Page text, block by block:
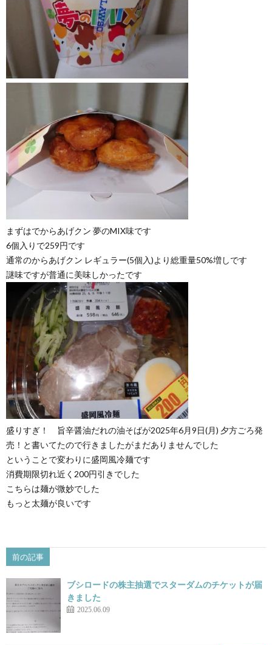
まずはでからあげクン 夢のMIX味です
6個入りで259円です
通常のからあげクン レギュラー(5個入)より総重量50%増しです
謎味ですが普通に美味しかったです
盛りすぎ！ 旨辛醤油だれの油そばが2025年6月9日(月) 夕方ごろ発
売！と書いてたので行きましたがまだありませんでした
ということで変わりに盛岡風冷麺です
消費期限切れ近く200円引きでした
こちらは麺が微妙でした
もっと太麺が良いです
前の記事
ブシロードの株主抽選でスターダムのチケットが届
きました
2025.06.09